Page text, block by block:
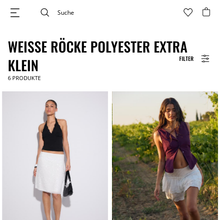
FILTER
WEISSE RÖCKE POLYESTER EXTRA K
LEIN
6 PRODUKTE